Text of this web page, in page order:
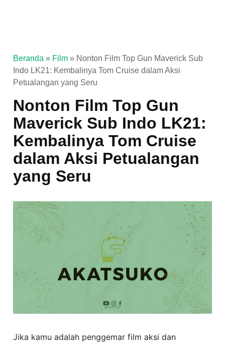
Beranda » Film » Nonton Film Top Gun Maverick Sub
Indo LK21: Kembalinya Tom Cruise dalam Aksi
Petualangan yang Seru
Nonton Film Top Gun
Maverick Sub Indo LK21:
Kembalinya Tom Cruise
dalam Aksi Petualangan
yang Seru
Jika kamu adalah penggemar film aksi dan